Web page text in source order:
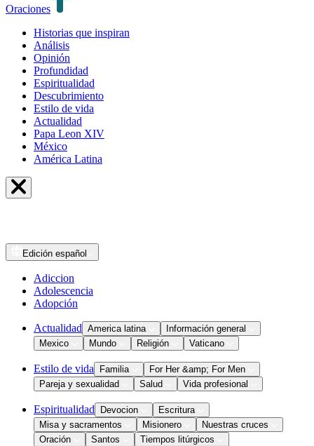
Oraciones
Historias que inspiran
Análisis
Opinión
Profundidad
Espiritualidad
Descubrimiento
Estilo de vida
Actualidad
Papa Leon XIV
México
América Latina
Edición español
Adiccion
Adolescencia
Adopción
Actualidad America latina
Información general
Mexico
Mundo Religión Vaticano
Estilo de vida Familia
For Her &amp; For Men
Pareja y sexualidad
Salud Vida profesional
Espiritualidad Devocion
Escritura
Misa y sacramentos
Misionero
Nuestras cruces
Oración
Santos
Tiempos litúrgicos